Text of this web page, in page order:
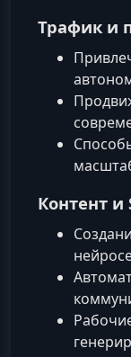
Трафик и
Контент и